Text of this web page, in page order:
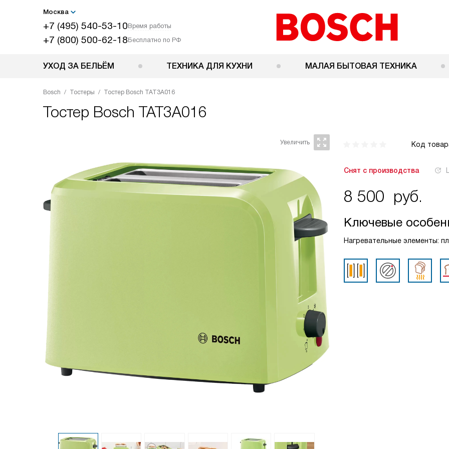
Москва
+7 (495) 540-53-10Время работы
+7 (800) 500-62-18Бесплатно по РФ
УХОД ЗА БЕЛЬЁМ ТЕХНИКА ДЛЯ КУХНИ МАЛАЯ БЫТОВАЯ ТЕХНИКА
Bosch Тостеры Тостер Bosch TAT3A016
Тостер Bosch TAT3A016
Код
Снят с производства
8 500 руб.
Ключевые
Нагревательные элементы: